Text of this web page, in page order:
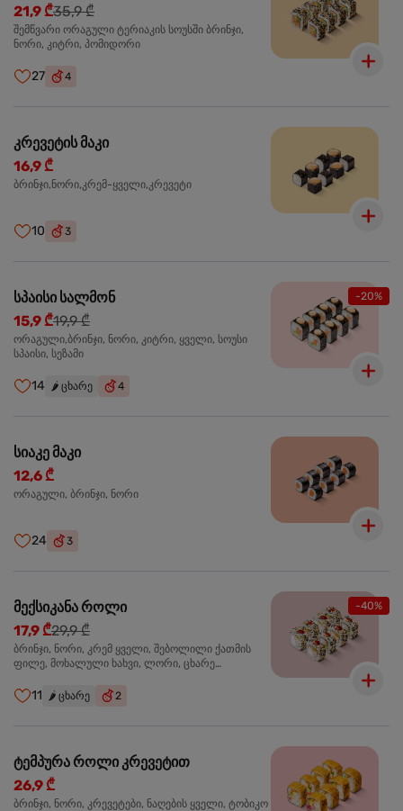
21,9 ₾35,9 ₾
შემწვარი ორაგული ტერიაკის სოუსში ბრინჯი,
ნორი, კიტრი, პომიდორი
27 4
კრევეტის მაკი
16,9 ₾
ბრინჯი,ნორი,კრემ-ყველი,კრევეტი
10 3
-20%
სპაისი სალმონ
15,9 ₾19,9 ₾
ორაგული,ბრინჯი, ნორი, კიტრი, ყველი, სოუსი
სპაისი, სეზამი
14 🌶️ ცხარე 4
სიაკე მაკი
12,6 ₾
ორაგული, ბრინჯი, ნორი
24 3
-40%
მექსიკანა როლი
17,9 ₾29,9 ₾
ბრინჯი, ნორი, კრემ ყველი, შებოლილი ქათმის
ფილე, მოხალული ხახვი, ლორი, ცხარე
11 🌶️ ცხარე 2
ტემპურა როლი კრევეტით
26,9 ₾
ბრინჯი, ნორი, კრევეტები, ნაღების ყველი, ტობიკო